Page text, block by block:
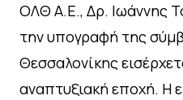
ΟΛΘ Α.Ε., Δρ. Ιωάννης
την υπογραφή της
Θεσσαλονίκης
αναπτυξιακή εποχή. Η